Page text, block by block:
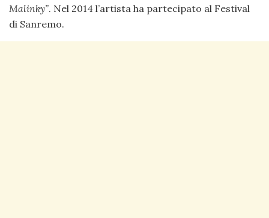
Malinky”. Nel 2014 l’artista ha partecipato al Festival
di Sanremo.